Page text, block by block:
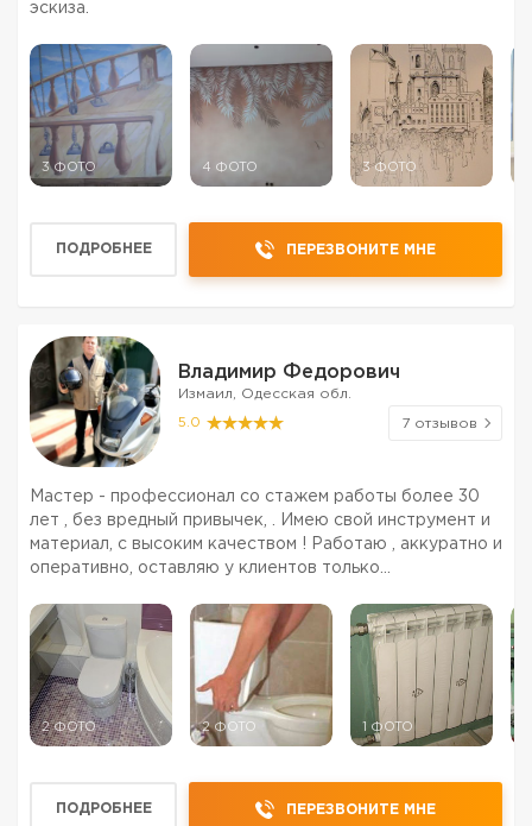
эскиза.
3 ФОТО 4 ФОТО 3 ФОТО
ПОДРОБНЕЕ ПЕРЕЗВОНИТЕ МНЕ
Владимир Федорович
Измаил, Одесская обл.
5.0 7 отзывов
Мастер - профессионал со стажем работы более 30
лет , без вредный привычек, . Имею свой инструмент и
материал, с высоким качеством ! Работаю , аккуратно и
оперативно, оставляю у клиентов только
потраченными деньгами на ветер и европейским
качеством ...
2 ФОТО 2 ФОТО 1 ФОТО
ПОДРОБНЕЕ ПЕРЕЗВОНИТЕ МНЕ